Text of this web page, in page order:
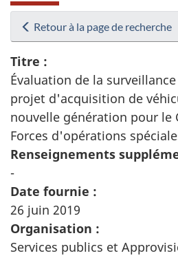
Retour à la page de recherche
Titre :
Évaluation de la
projet d'acquisition de
nouvelle génération pour le
Forces d'opérations
Renseignements
-
Date fournie :
26 juin 2019
Organisation :
Services publics et